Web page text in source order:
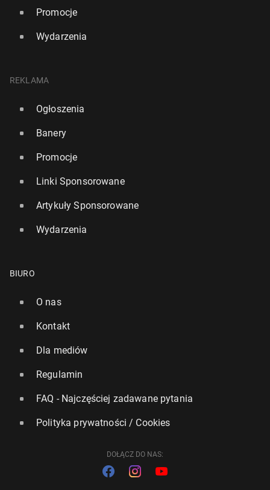
Promocje
Wydarzenia
REKLAMA
Ogłoszenia
Banery
Promocje
Linki Sponsorowane
Artykuły Sponsorowane
Wydarzenia
BIURO
O nas
Kontakt
Dla mediów
Regulamin
FAQ - Najczęściej zadawane pytania
Polityka prywatności / Cookies
DOŁĄCZ DO NAS: